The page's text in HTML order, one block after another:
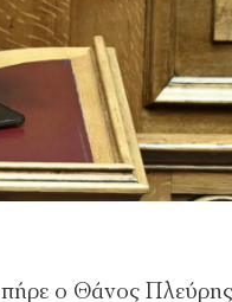
ο Θάνος